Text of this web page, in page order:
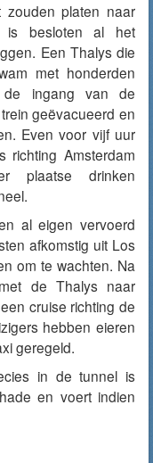
zouden platen naar
is besloten al het
Een Thalys die
met honderden
ingang van de
geëvacueerd en
Even voor vijf uur
Amsterdam
plaatse drinken
al eigen vervoerd
afkomstig uit Los
om te wachten. Na
de Thalys naar
cruise richting de
hebben eieren
geregeld.
in de tunnel is
en voert indien